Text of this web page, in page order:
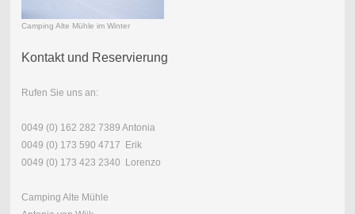
Camping Alte Mühle im Winter
Kontakt und Reservierung
Rufen Sie uns an:
0049 (0) 162 282 7389 Antonia
0049 (0) 173 590 4717 Erik
0049 (0) 173 423 2340 Lorenzo
Camping Alte Mühle